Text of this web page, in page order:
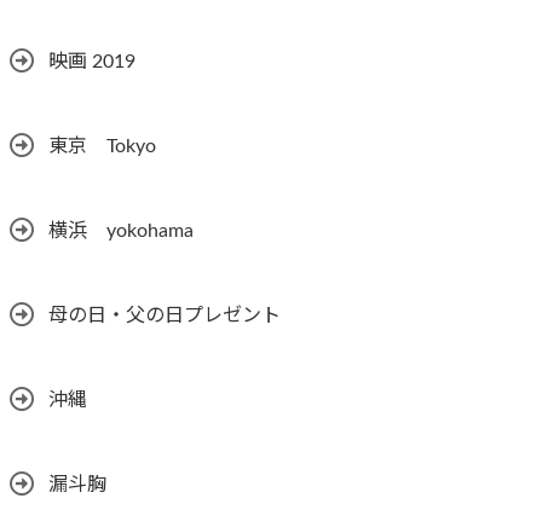
映画 2019
東京 Tokyo
横浜 yokohama
母の日・父の日プレゼント
沖縄
漏斗胸